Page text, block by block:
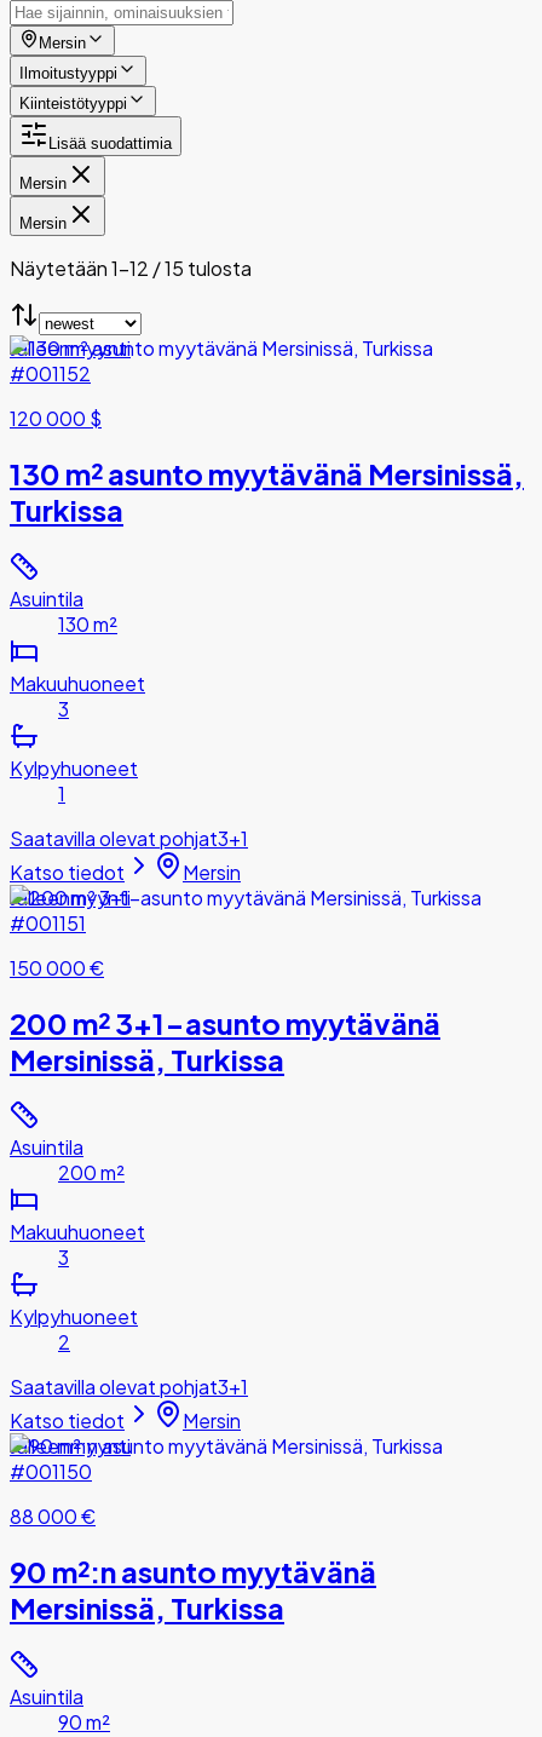
Mersin
Ilmoitustyyppi
Kiinteistötyyppi
Lisää suodattimia
Mersin
Mersin
Näytetään 1-12 / 15 tulosta
Jälleenmyynti
#001152
120 000 $
130 m² asunto myytävänä Mersinissä,
Turkissa
Asuintila
130 m²
Makuuhuoneet
3
Kylpyhuoneet
1
Saatavilla olevat pohjat3+1
Katso tiedot
Mersin
Jälleenmyynti
#001151
150 000 €
200 m² 3+1-asunto myytävänä
Mersinissä, Turkissa
Asuintila
200 m²
Makuuhuoneet
3
Kylpyhuoneet
2
Saatavilla olevat pohjat3+1
Katso tiedot
Mersin
Jälleenmyynti
#001150
88 000 €
90 m²:n asunto myytävänä
Mersinissä, Turkissa
Asuintila
90 m²